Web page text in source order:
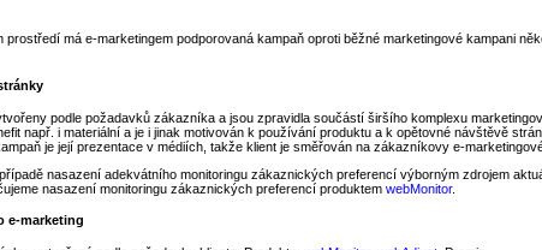
má e-marketingem podporovaná kampaň oproti běžné marketingové kampani
podle požadavků zákazníka a jsou zpravidla součástí širšího komplexu
např. i materiální a je i jinak motivován k používání produktu a k opětovné návštěvě
je její prezentace v médiích, takže klient je směřován na zákazníkovy e-
nasazení adekvátního monitoringu zákaznických preferencí výborným zdrojem
nasazení monitoringu zákaznických preferencí produktem webMonitor.
e-marketing